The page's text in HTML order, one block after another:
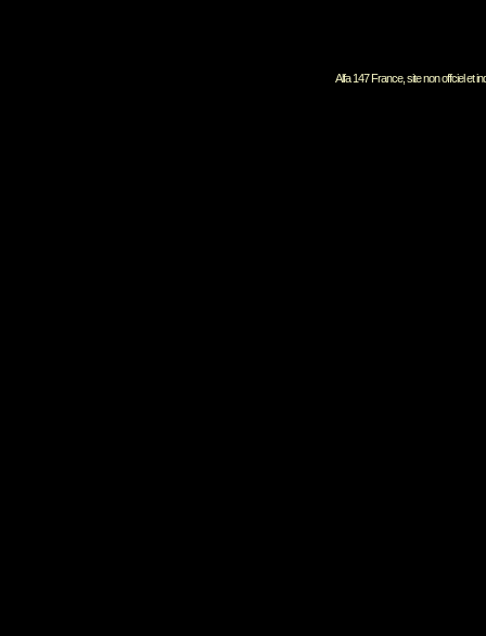
Alfa 147 France, site non offciel et